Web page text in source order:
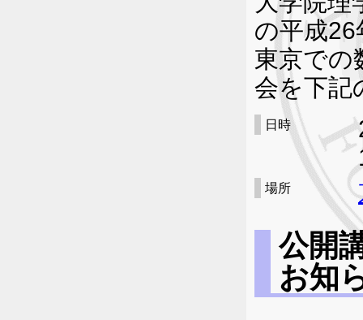
の平成26
東京での
会を下記
日時
場所
公開
お知